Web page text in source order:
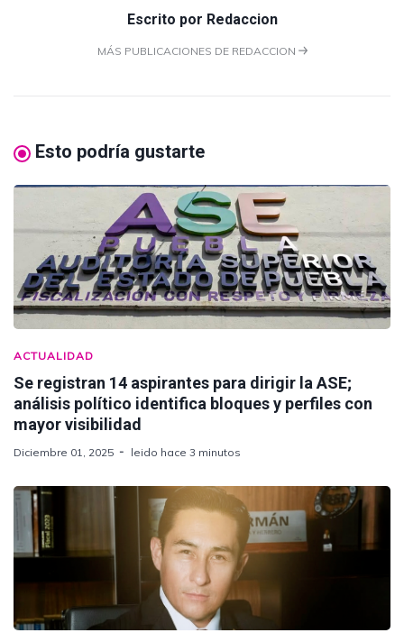
Escrito por Redaccion
MÁS PUBLICACIONES DE REDACCION
Esto podría gustarte
ACTUALIDAD
Se registran 14 aspirantes para dirigir la ASE;
análisis político identifica bloques y perfiles con
mayor visibilidad
Diciembre 01, 2025 leido hace 3 minutos